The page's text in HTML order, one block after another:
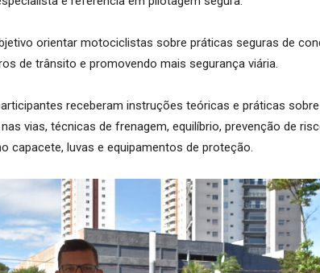
orientar motociclistas sobre práticas seguras de
de trânsito e promovendo mais segurança viária.
receberam instruções teóricas e práticas
vias, técnicas de frenagem, equilíbrio, prevenção de
capacete, luvas e equipamentos de proteção.